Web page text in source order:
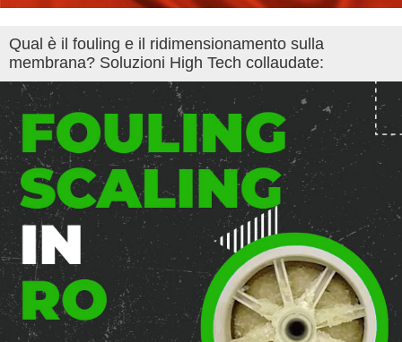
Qual è il fouling e il ridimensionamento sulla
membrana? Soluzioni High Tech collaudate: